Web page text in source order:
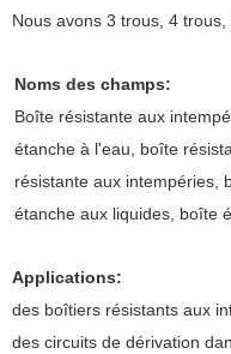
Nous avons 3 trous, 4
Noms des champs:
Boîte résistante aux
étanche à l'eau, boîte
résistante aux intempéries,
étanche aux liquides, boîte
Applications:
des boîtiers résistants aux
des circuits de dérivation